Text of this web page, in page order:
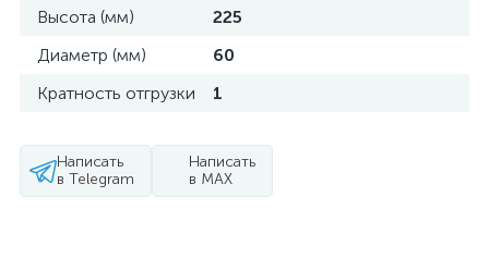
Высота (мм)
225
Диаметр (мм)
60
Кратность отгрузки
1
Написать
в Telegram
Написать
в MAX